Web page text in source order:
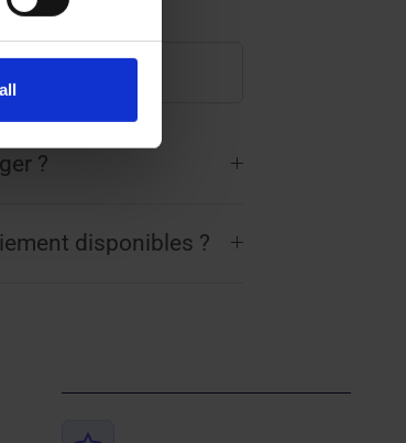
it with
?
disponibles ?